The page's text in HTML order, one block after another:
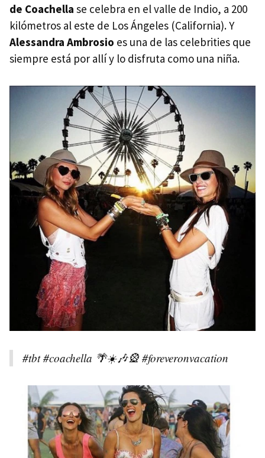
de Coachella se celebra en el valle de Indio, a 200
kilómetros al este de Los Ángeles (California). Y
Alessandra Ambrosio es una de las celebrities que
siempre está por allí y lo disfruta como una niña.
#tbt #coachella 🌴☀️🎶🎡 #foreveronvacation